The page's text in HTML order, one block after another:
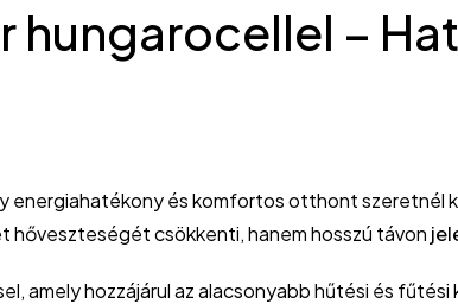
–
és komfortos otthont szeretnél
hőveszteségét csökkenti, hanem hosszú távon
amely hozzájárul az alacsonyabb hűtési és fűtési